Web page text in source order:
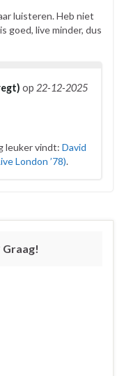
luisteren. Heb niet
goed, live minder, dus
op 22-12-2025
leuker vindt: David
London ’78).